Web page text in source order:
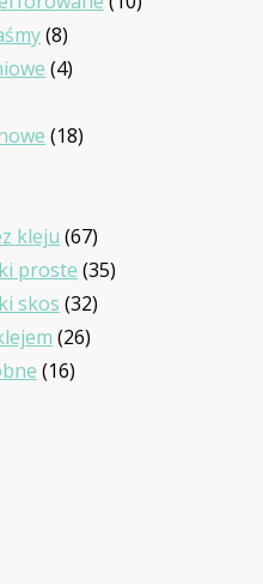
88
produktów
44
1818
kleju 6767
produktów
proste 3535
skos 3232
2626
1616